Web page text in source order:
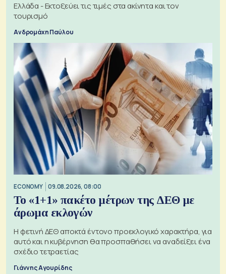
Ελλάδα - Εκτοξεύει τις τιμές στα ακίνητα και τον
τουρισμό
Ανδρομάχη Παύλου
ECONOMY 09.08.2026, 08:00
Το «1+1» πακέτο μέτρων της ΔΕΘ με
άρωμα εκλογών
Η φετινή ΔΕΘ αποκτά έντονο προεκλογικό χαρακτήρα, για
αυτό και η κυβέρνηση θα προσπαθήσει να αναδείξει ένα
σχέδιο τετραετίας
Γιάννης Αγουρίδης